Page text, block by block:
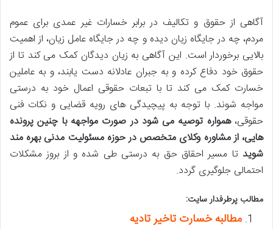
آگاهی از حقوق و تکالیف در برابر خسارات غیر عمدی برای عموم
مردم، چه در جایگاه زیان دیده و چه در جایگاه عامل زیان، از اهمیت
بالایی برخوردار است. این آگاهی به زیان دیدگان کمک می کند تا از
حقوق خود دفاع کرده و به جبران عادلانه دست یابند، و به عاملین
خسارت کمک می کند تا با تبعات حقوقی اعمال خود به درستی
مواجه شوند. با توجه به پیچیدگی های رویه قضایی و نکات فنی
حقوقی،همواره توصیه می شود در صورت مواجهه با چنین پرونده
هایی، از مشاوره وکلای متخصص در حوزه مسئولیت مدنی بهره مند
شوید تا مسیر احقاق حق به درستی طی شده و از بروز مشکلات
احتمالی جلوگیری گردد.
مطالب پرطرفدار سایت:
مطالبه خسارت تاخیر تادیه